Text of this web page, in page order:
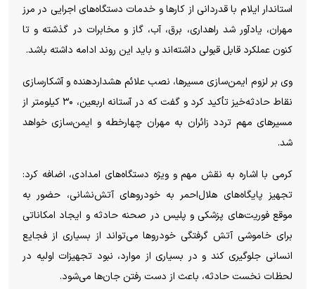
استاندار ایلام با قدردانی از کار‌ها و خدمات دستگاه‌های اجرایی در مرز
مهران، یادآور شد راهداری، برق، آب، گاز و مخابرات در گذشته و تا
کنون عملکرد قابل قبولی داشته‌اند و باید این روند ادامه داشته باشد.
وی بر لزوم ایمن‌سازی مسیرها، نصب علائم هشداردهنده و آشکارسازی
نقاط حادثه‌خیز تأکید کرد و گفت که در آستانه اربعین، ۳۰ کیلومتر از
مسیر‌های مهم تردد زائران به مهران چهارخطه و ایمن‌سازی خواهد
شد.
کرمی با اشاره به نقش مهم و ویژه دستگاه‌های امدادی، اضافه کرد:
تجهیز پایگاه‌های هلال‌احمر به خودرو‌های آتش‌نشانی، حضور به
موقع فوریت‌های پزشکی و پلیس در صحنه حادثه و ایجاد امکاناتی
برای خاموشی آتش گرفتگی خودرو‌ها می‌تواند از بسیاری از فجایع
انسانی جلوگیری کند و در بسیاری از موارد، نبود تجهیزات اولیه در
لحظات نخست حادثه، باعث از دست رفتن جان‌ها می‌شود.